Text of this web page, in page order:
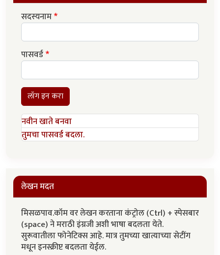
सदस्यनाम
पासवर्ड
लॉग इन करा
नवीन खाते बनवा
तुमचा पासवर्ड बदला.
लेखन मदत
मिसळपाव.कॉम वर लेखन करताना कंट्रोल (Ctrl) + स्पेसबार
(space) ने मराठी इंग्रजी अशी भाषा बदलता येते.
सुरूवातीला फोनेटिक्स आहे. मात्र तुमच्या खात्याच्या सेटींग
मधून इनस्क्रीप्ट बदलता येईल.